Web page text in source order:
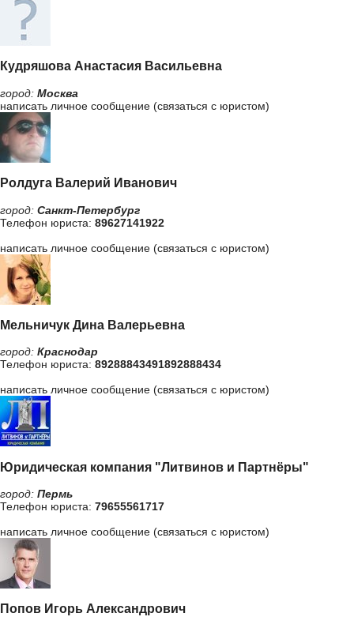
Кудряшова Анастасия Васильевна
город: Москва
написать личное сообщение (связаться с юристом)
Ролдуга Валерий Иванович
город: Санкт-Петербург
Телефон юриста: 89627141922
написать личное сообщение (связаться с юристом)
Мельничук Дина Валерьевна
город: Краснодар
Телефон юриста: 89288843491892888434
написать личное сообщение (связаться с юристом)
Юридическая компания "Литвинов и Партнёры"
город: Пермь
Телефон юриста: 79655561717
написать личное сообщение (связаться с юристом)
Попов Игорь Александрович